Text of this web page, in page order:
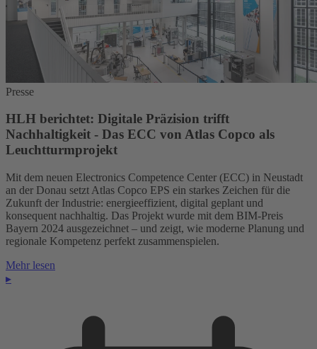
Presse
HLH berichtet: Digitale Präzision trifft
Nachhaltigkeit - Das ECC von Atlas Copco als
Leuchtturmprojekt
Mit dem neuen Electronics Competence Center (ECC) in Neustadt
an der Donau setzt Atlas Copco EPS ein starkes Zeichen für die
Zukunft der Industrie: energieeffizient, digital geplant und
konsequent nachhaltig. Das Projekt wurde mit dem BIM-Preis
Bayern 2024 ausgezeichnet – und zeigt, wie moderne Planung und
regionale Kompetenz perfekt zusammenspielen.
Mehr lesen
▸